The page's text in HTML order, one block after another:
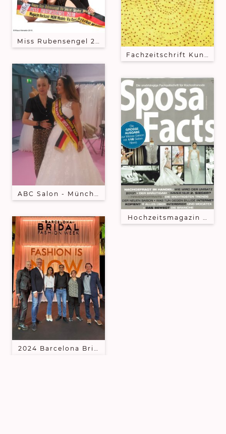
Miss Rubensengel 2010 - Steffi - erste würdige
2024 Barcelona Bridal Fashion Week mit der
Fachzeitschrift